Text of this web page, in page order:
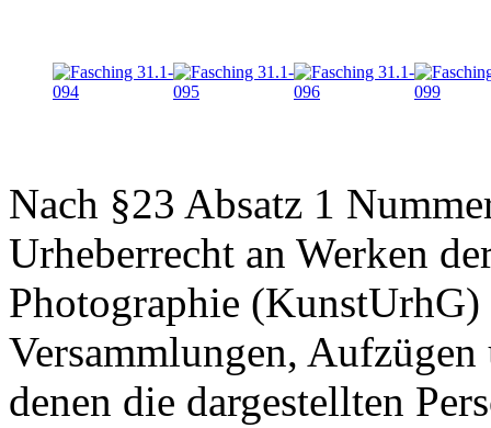
Nach §23 Absatz 1
Urheberrecht an Werken
Photographie
Versammlungen,
denen die dargestellten